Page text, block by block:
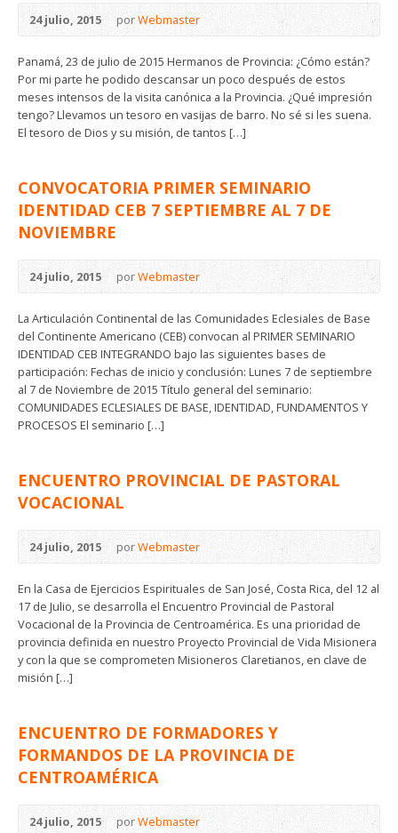
24 julio, 2015 porWebmaster
Panamá, 23 de julio de 2015 Hermanos de Provincia: ¿Cómo están?
Por mi parte he podido descansar un poco después de estos
meses intensos de la visita canónica a la Provincia. ¿Qué impresión
tengo? Llevamos un tesoro en vasijas de barro. No sé si les suena.
El tesoro de Dios y su misión, de tantos […]
CONVOCATORIA PRIMER SEMINARIO
IDENTIDAD CEB 7 SEPTIEMBRE AL 7 DE
NOVIEMBRE
24 julio, 2015 porWebmaster
​La Articulación Continental de las Comunidades Eclesiales de Base
del Continente Americano (CEB) convocan al PRIMER SEMINARIO
IDENTIDAD CEB INTEGRANDO bajo las siguientes bases de
participación: Fechas de inicio y conclusión: Lunes 7 de septiembre
al 7 de Noviembre de 2015 Título general del seminario:
COMUNIDADES ECLESIALES DE BASE, IDENTIDAD, FUNDAMENTOS Y
PROCESOS El seminario […]
ENCUENTRO PROVINCIAL DE PASTORAL
VOCACIONAL
24 julio, 2015 porWebmaster
En la Casa de Ejercicios Espirituales de San José, Costa Rica, del 12 al
17 de Julio, se desarrolla el Encuentro Provincial de Pastoral
Vocacional de la Provincia de Centroamérica. Es una prioridad de
provincia definida en nuestro Proyecto Provincial de Vida Misionera
y con la que se comprometen Misioneros Claretianos, en clave de
misión […]
ENCUENTRO DE FORMADORES Y
FORMANDOS DE LA PROVINCIA DE
CENTROAMÉRICA
24 julio, 2015 porWebmaster